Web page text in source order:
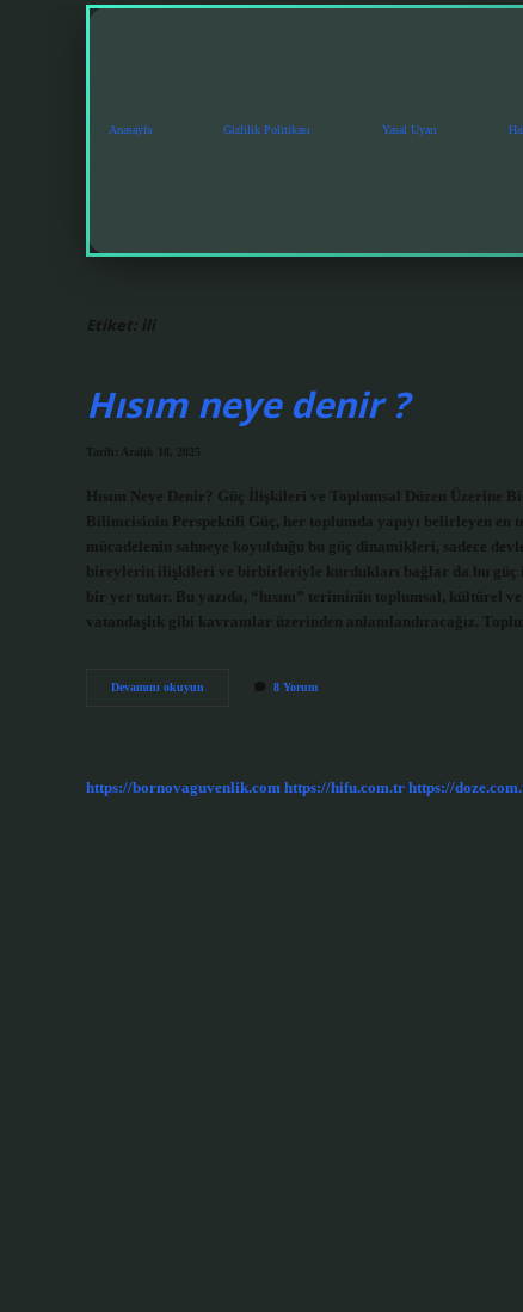
Anasayfa Gizlilik Politikası Yasal Uyarı
Etiket: ili
Hısım neye denir ?
Tarih: Aralık 18, 2025
Hısım Neye Denir? Güç İlişkileri ve Toplumsal Düzen
Bilimcisinin Perspektifi Güç, her toplumda yapıyı belirleyen
mücadelenin sahneye koyulduğu bu güç dinamikleri, sadece
bireylerin ilişkileri ve birbirleriyle kurdukları bağlar da bu güç
bir yer tutar. Bu yazıda, “hısım” teriminin toplumsal, kültürel
vatandaşlık gibi kavramlar üzerinden anlamlandıracağız.
Devamını okuyun 8 Yorum
https://bornovaguvenlik.com https://hifu.com.tr https://